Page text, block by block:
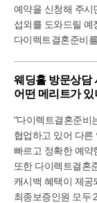
예약을 신청해 주시
섭외를 도와드릴 예
다이렉트결혼준비
웨딩홀 방문상담
어떤 메리트가
"다이렉트결혼준비
협업하고 있어 다른
빠르고 정확한 예약
또한 다이렉트결혼
캐시백 혜택이 제공
최종보증인원 모두